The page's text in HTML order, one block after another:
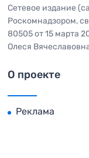
Сетевое издание
Роскомнадзором,
80505 от 15 марта
Олеся
О проекте
Реклама